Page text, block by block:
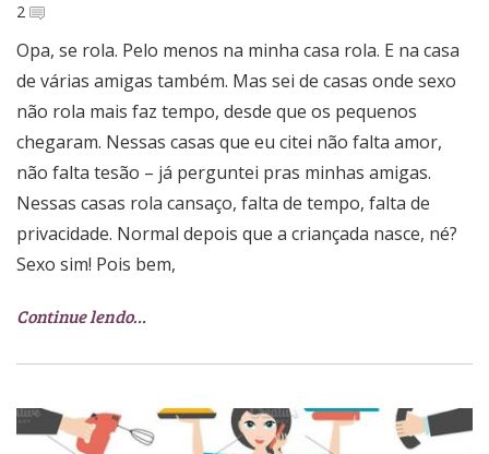
2
Opa, se rola. Pelo menos na minha casa rola. E na casa
de várias amigas também. Mas sei de casas onde sexo
não rola mais faz tempo, desde que os pequenos
chegaram. Nessas casas que eu citei não falta amor,
não falta tesão – já perguntei pras minhas amigas.
Nessas casas rola cansaço, falta de tempo, falta de
privacidade. Normal depois que a criançada nasce, né?
Sexo sim! Pois bem,
Continue lendo…